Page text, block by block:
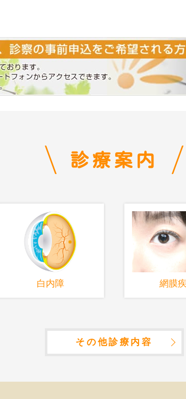
診療案内
白内障 網膜
その他診療内容